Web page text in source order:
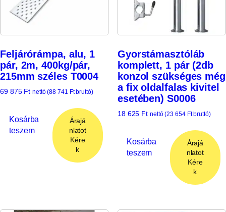
Feljárórámpa, alu, 1
pár, 2m, 400kg/pár,
215mm széles T0004
69 875 Ft nettó (88 741 Ftbruttó)
Kosárba
teszem
Árajá
nlatot
Kére
k
Gyorstámasztóláb
komplett, 1 pár (2db
konzol szükséges még
a fix oldalfalas kivitel
esetében) S0006
18 625 Ft nettó (23 654 Ftbruttó)
Kosárba
teszem
Árajá
nlatot
Kére
k